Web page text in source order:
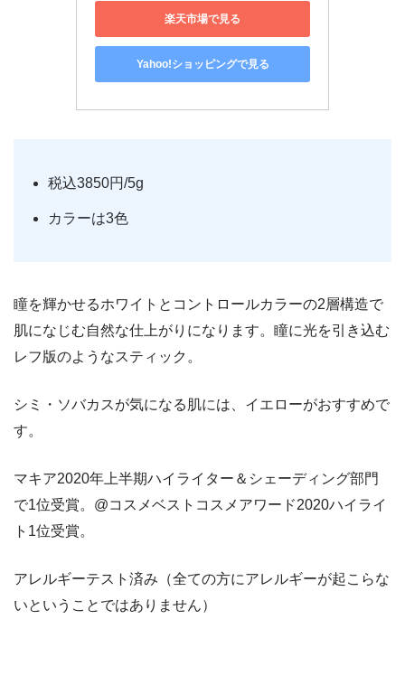
楽天市場で見る
Yahoo!ショッピングで見る
税込3850円/5g
カラーは3色
瞳を輝かせるホワイトとコントロールカラーの2層構造で
肌になじむ自然な仕上がりになります。瞳に光を引き込む
レフ版のようなスティック。
シミ・ソバカスが気になる肌には、イエローがおすすめで
す。
マキア2020年上半期ハイライター＆シェーディング部門
で1位受賞。@コスメベストコスメアワード2020ハイライ
ト1位受賞。
アレルギーテスト済み（全ての方にアレルギーが起こらな
いということではありません）